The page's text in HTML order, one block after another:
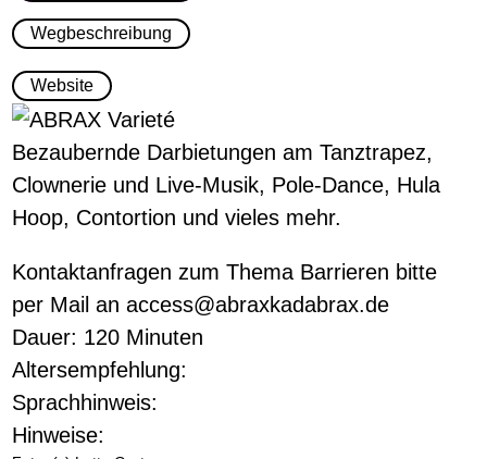
Wegbeschreibung
Website
Bezaubernde Darbietungen am Tanztrapez,
Clownerie und Live-Musik, Pole-Dance, Hula
Hoop, Contortion und vieles mehr.
Kontaktanfragen zum Thema Barrieren bitte
per Mail an access@abraxkadabrax.de
Dauer: 120 Minuten
Altersempfehlung:
Sprachhinweis:
Hinweise: